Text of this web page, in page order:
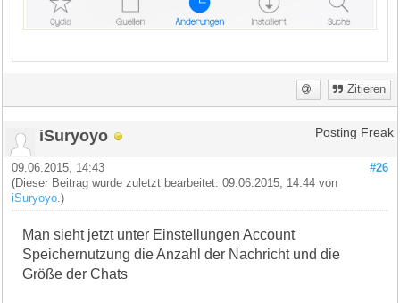
Zitieren
iSuryoyo Posting Freak
#26
09.06.2015, 14:43
(Dieser Beitrag wurde zuletzt bearbeitet: 09.06.2015, 14:44 von
iSuryoyo.)
Man sieht jetzt unter Einstellungen Account
Speichernutzung die Anzahl der Nachricht und die
Größe der Chats